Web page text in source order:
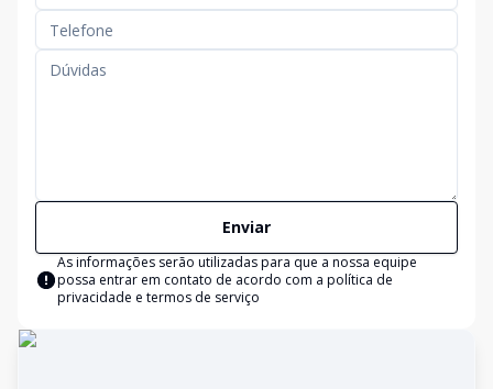
Enviar
As informações serão utilizadas para que a nossa equipe
possa entrar em contato de acordo com a política de
privacidade e termos de serviço